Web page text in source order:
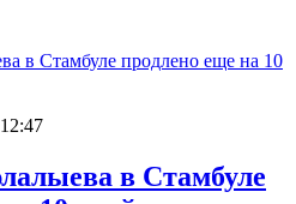
в Стамбуле